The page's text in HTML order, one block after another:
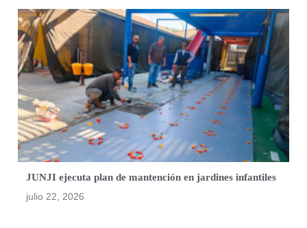
JUNJI ejecuta plan de mantención en jardines infantiles
julio 22, 2026